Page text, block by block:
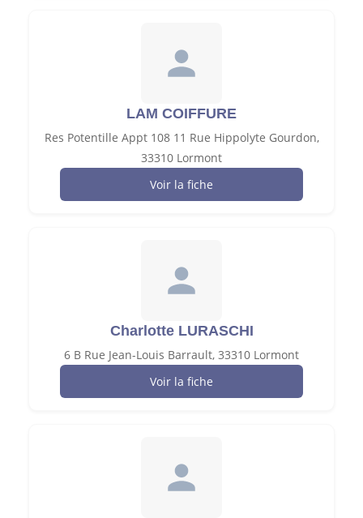
LAM COIFFURE
Res Potentille Appt 108 11 Rue Hippolyte Gourdon,
33310 Lormont
Voir la fiche
Charlotte LURASCHI
6 B Rue Jean-Louis Barrault, 33310 Lormont
Voir la fiche